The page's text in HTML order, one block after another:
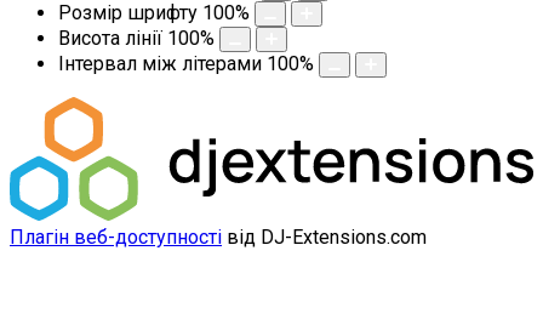
Розмір шрифту 100%
Висота лінії 100%
Інтервал між літерами 100%
Плагін веб-доступності від DJ-Extensions.com